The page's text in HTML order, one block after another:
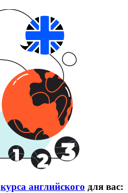
курса английского для вас: